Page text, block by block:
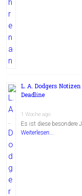
L. A. Dodgers
Deadline
1 Woche ago
Es ist diese besondere
Weiterlesen...